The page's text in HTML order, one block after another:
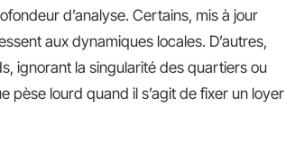
d’analyse. Certains, mis à jour
aux dynamiques locales. D’autres,
ignorant la singularité des quartiers ou
pèse lourd quand il s’agit de fixer un loyer